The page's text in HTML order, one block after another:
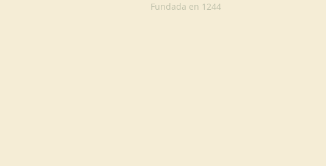
Fundada en 1244